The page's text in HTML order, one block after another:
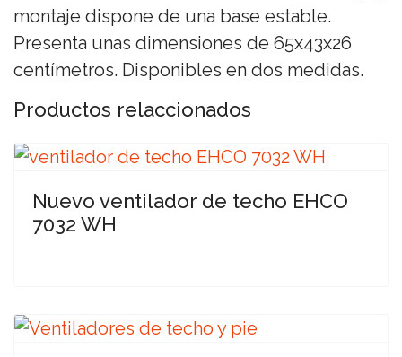
montaje dispone de una base estable.
Presenta unas dimensiones de 65x43x26
centímetros. Disponibles en dos medidas.
Productos relaccionados
Nuevo ventilador de techo EHCO
7032 WH